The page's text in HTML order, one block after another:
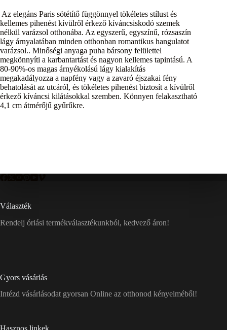
Az elegáns Paris sötétítő függönnyel tökéletes stílust és
kellemes pihenést kívülről érkező kíváncsiskodó szemek
nélkül varázsol otthonába. Az egyszerű, egyszínű, rózsaszín
lágy árnyalatában minden otthonban romantikus hangulatot
varázsol.. Minőségi anyaga puha bársony felülettel
megkönnyíti a karbantartást és nagyon kellemes tapintású. A
80-90%-os magas árnyékolású lágy kialakítás
megakadályozza a napfény vagy a zavaró éjszakai fény
behatolását az utcáról, és tökéletes pihenést biztosít a kívülről
érkező kíváncsi kilátásokkal szemben. Könnyen felakasztható
4,1 cm átmérőjű gyűrűkre.
Választék
Rendelj óriási termékválasztékunkból, kedvező áron!
Gyors vásárlás
Intézd vásárlásodat gyorsan Online az otthonod kényelméből!